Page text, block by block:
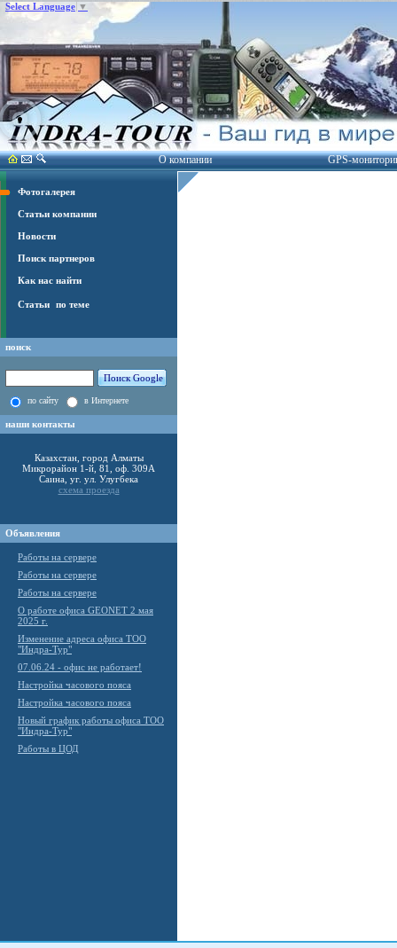
О компании GPS-
Select Language ▼
Фотогалерея
Статьи компании
Новости
Поиск партнеров
Как нас найти
Статьи по теме
поиск
по сайту в Интернете
наши контакты
Казахстан, город Алматы
Микрорайон 1-й, 81, оф. 309А
Саина, уг. ул. Улугбека
схема проезда
Объявления
Работы на сервере
Работы на сервере
Работы на сервере
О работе офиса GEONET 2 мая
2025 г.
Изменение адреса офиса ТОО
"Индра-Тур"
07.06.24 - офис не работает!
Настройка часового пояса
Настройка часового пояса
Новый график работы офиса ТОО
"Индра-Тур"
Работы в ЦОД